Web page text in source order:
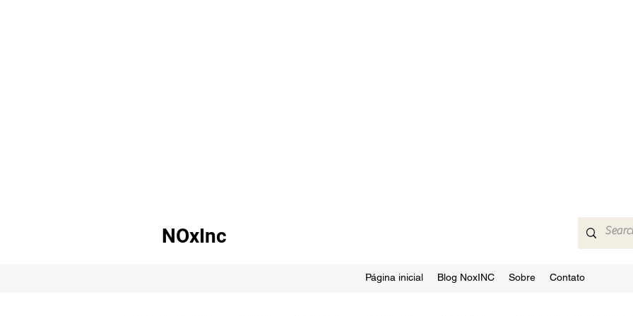
NOxInc
Página inicial Blog NoxINC Sobre Contato